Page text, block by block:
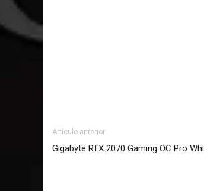
Artículo anterior
Gigabyte RTX 2070 Gaming OC Pro